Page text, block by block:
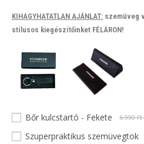
KIHAGYHATATLAN AJÁNLAT: szemüveg
stílusos kiegészítőinket FÉLÁRON!
Bőr kulcstartó - Fekete 6 990 Ft
Szuperpraktikus szemüvegtok